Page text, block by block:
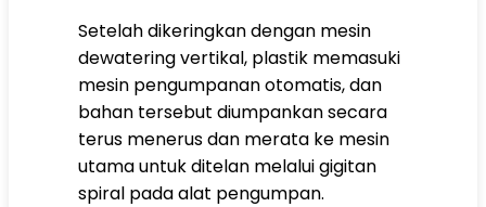
Setelah dikeringkan dengan mesin
dewatering vertikal, plastik memasuki
mesin pengumpanan otomatis, dan
bahan tersebut diumpankan secara
terus menerus dan merata ke mesin
utama untuk ditelan melalui gigitan
spiral pada alat pengumpan.